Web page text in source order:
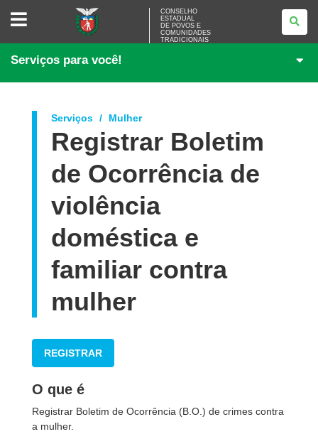
CONSELHO
ESTADUAL
POVOS
COMUNIDADES
CONSELHO
ESTADUAL
DE POVOS E
COMUNIDADES
TRADICIONAIS
Serviços para você!
Serviços Mulher
Registrar Boletim
de Ocorrência de
violência
doméstica e
familiar contra
mulher
REGISTRAR
O que é
Registrar Boletim de Ocorrência (B.O.) de crimes contra
a mulher.